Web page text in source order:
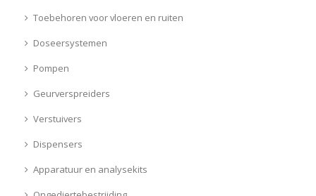
Toebehoren voor vloeren en ruiten
Doseersystemen
Pompen
Geurverspreiders
Verstuivers
Dispensers
Apparatuur en analysekits